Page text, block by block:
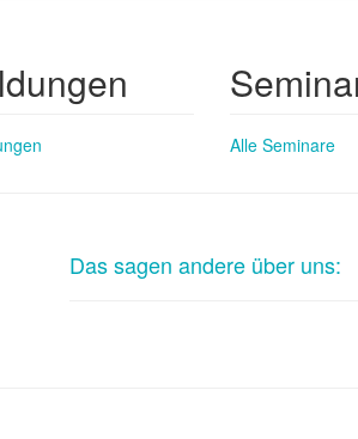
Alle Seminare
Das sagen andere über uns: